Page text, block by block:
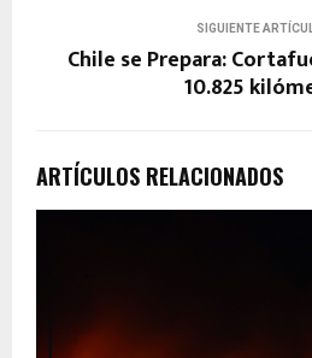
SIGUIENTE
Chile se Prepara:
10.825
ARTÍCULOS RELACIONADOS